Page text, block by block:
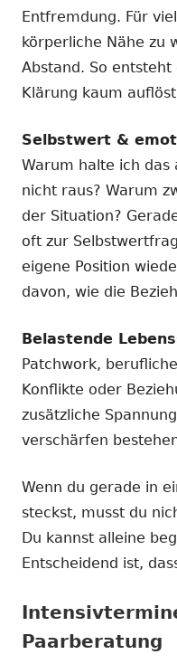
Entfremdung. Für
körperliche Nähe zu
Abstand. So
Klärung kaum
Selbstwert &
Warum halte ich das
nicht raus? Warum
der Situation?
oft zur
eigene Position
davon, wie die
Belastende
Patchwork,
Konflikte oder
zusätzliche
verschärfen
Wenn du gerade in
steckst, musst du
Du kannst alleine
Entscheidend ist,
Paarberatung